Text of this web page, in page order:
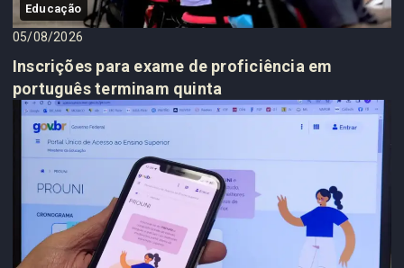
Educação
05/08/2026
Inscrições para exame de proficiência em
português terminam quinta